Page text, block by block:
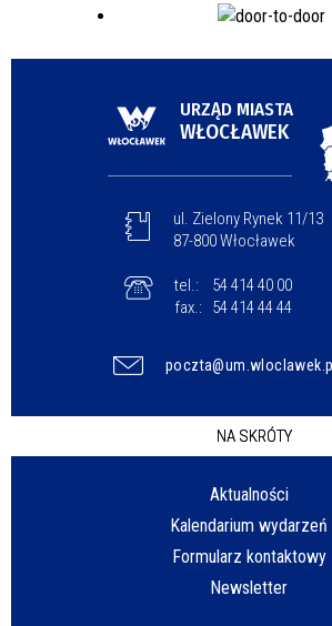
URZĄD MIASTA
WŁOCŁAWEK
ul. Zielony Rynek 11/13
87-800 Włocławek
tel.:
54 414 40 00
fax.:
54 414 44 44
poczta@um.wloclawek.pl
NA SKRÓTY
Aktualności
Kalendarium wydarzeń
Formularz kontaktowy
Newsletter